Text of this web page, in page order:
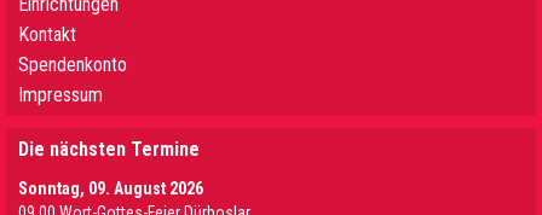
Kontakt
Spendenkonto
Impressum
Die nächsten Termine
Sonntag, 09. August 2026